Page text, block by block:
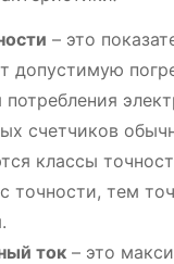
– это
допустимую
счетчиков
классы
точности, тем
ток– это